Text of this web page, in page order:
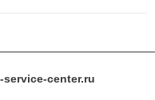
center.ru